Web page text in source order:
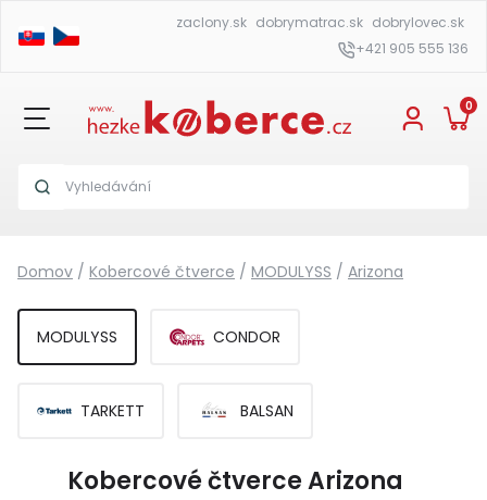
zaclony.sk dobrymatrac.sk dobrylovec.sk
+421 905 555 136
0
Domov / Kobercové čtverce / MODULYSS / Arizona
MODULYSS CONDOR
TARKETT BALSAN
Kobercové čtverce Arizona